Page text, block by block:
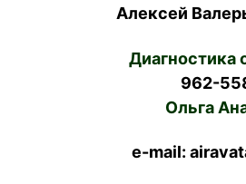
Алексей
Диагностика
962-
Ольга
e-mail: